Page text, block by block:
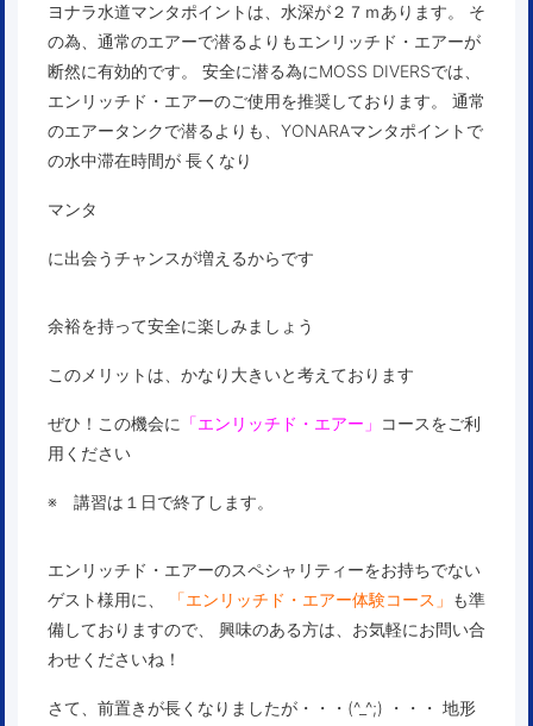
ヨナラ水道マンタポイントは、水深が２７ｍあります。 そ
の為、通常のエアーで潜るよりもエンリッチド・エアーが
断然に有効的です。 安全に潜る為にMOSS DIVERSでは、
エンリッチド・エアーのご使用を推奨しております。 通常
のエアータンクで潜るよりも、YONARAマンタポイントで
の水中滞在時間が 長くなり
マンタ
に出会うチャンスが増えるからです
余裕を持って安全に楽しみましょう
このメリットは、かなり大きいと考えております
ぜひ！この機会に 「エンリッチド・エアー」 コースをご利
用ください
※ 講習は１日で終了します。
エンリッチド・エアーのスペシャリティーをお持ちでない
ゲスト様用に、
「エンリッチド・エアー体験コース」 も準
備しておりますので、 興味のある方は、お気軽にお問い合
わせくださいね！
さて、前置きが長くなりましたが・・・(^_^;) ・・・ 地形